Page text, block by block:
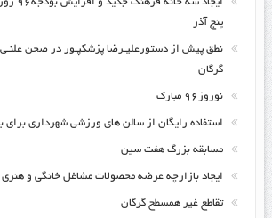
پنج آذر
نطق پیش از دستورعلیـرضا پزشکپـور در صحن علنـی
گرگان
نوروز۹۶ مبارک
استفاده رایگان از سالن های ورزشی شهرداری برای
مسابقه بزرگ هفت سین
ایجاد بازارچه عرضه محصولات مشاغل خانگی و هنری
تقاطع غیر همسطح گرگان